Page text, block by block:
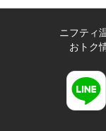
ニフティ
おトク